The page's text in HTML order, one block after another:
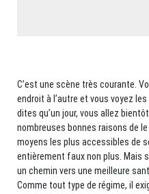
C’est une scène très courante.
endroit à l’autre et vous voyez
dites qu’un jour, vous allez
nombreuses bonnes raisons de
moyens les plus accessibles de
entièrement faux non plus. Mais
un chemin vers une meilleure
Comme tout type de régime, il